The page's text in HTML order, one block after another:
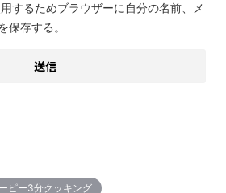
するためブラウザーに自分の名前、メ
保存する。
ピー3分クッキング